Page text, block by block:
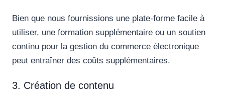
Bien que nous fournissions une plate-forme facile à
utiliser, une formation supplémentaire ou un soutien
continu pour la gestion du commerce électronique
peut entraîner des coûts supplémentaires.
3. Création de contenu